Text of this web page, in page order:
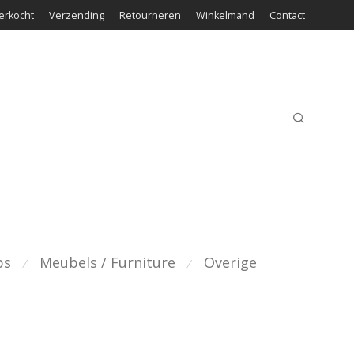
Verzending Retourneren Winkelmand Contact
⁄ Meubels / Furniture ⁄ Overige